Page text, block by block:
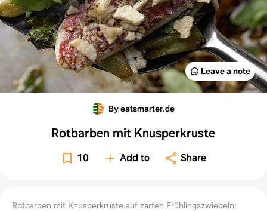
Leave a note
By eatsmarter.de
Rotbarben mit Knusperkruste
10 Add to Share
Rotbarben mit Knusperkruste auf zarten Frühlingszwiebeln: